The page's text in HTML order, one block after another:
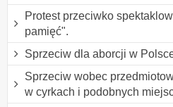
Protest przeciwko
pamięć".
Sprzeciw dla aborcji w
Sprzeciw wobec
w cyrkach i podobnych